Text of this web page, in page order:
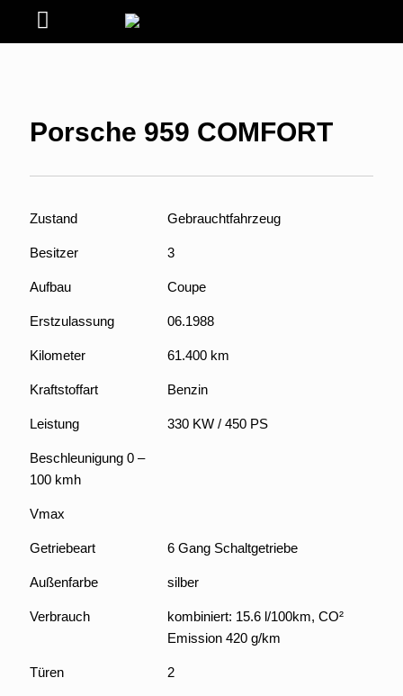
Porsche 959 COMFORT
Zustand Gebrauchtfahrzeug
Besitzer 3
Aufbau Coupe
Erstzulassung 06.1988
Kilometer 61.400 km
Kraftstoffart Benzin
Leistung 330 KW / 450 PS
Beschleunigung 0 –
100 kmh
Vmax
Getriebeart 6 Gang Schaltgetriebe
Außenfarbe silber
Verbrauch
kombiniert: 15.6 l/100km, CO²
Emission 420 g/km
Türen 2